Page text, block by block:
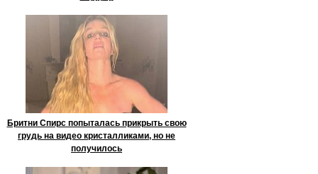
Бритни Спирс попыталась прикрыть свою
грудь на видео кристалликами, но не
получилось